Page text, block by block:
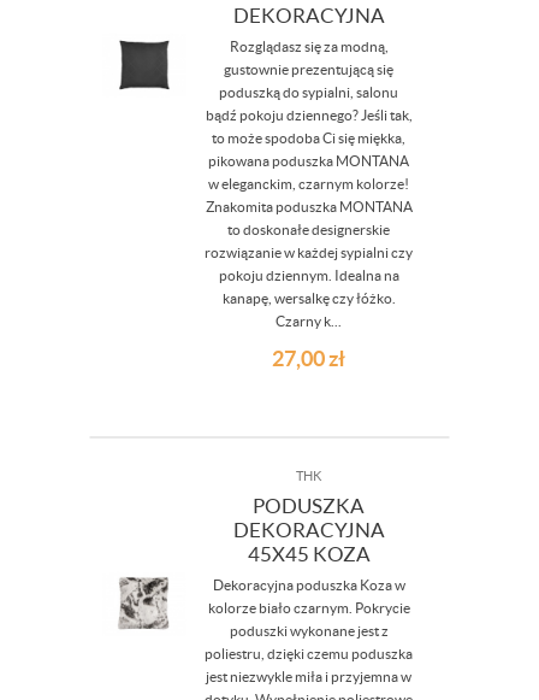
DEKORACYJNA
Rozglądasz się za modną,
gustownie prezentującą się
poduszką do sypialni, salonu
bądź pokoju dziennego? Jeśli tak,
to może spodoba Ci się miękka,
pikowana poduszka MONTANA
w eleganckim, czarnym kolorze!
Znakomita poduszka MONTANA
to doskonałe designerskie
rozwiązanie w każdej sypialni czy
pokoju dziennym. Idealna na
kanapę, wersalkę czy łóżko.
Czarny k...
27,00zł
THK
PODUSZKA
DEKORACYJNA
45X45 KOZA
Dekoracyjna poduszka Koza w
kolorze biało czarnym. Pokrycie
poduszki wykonane jest z
poliestru, dzięki czemu poduszka
jest niezwykle miła i przyjemna w